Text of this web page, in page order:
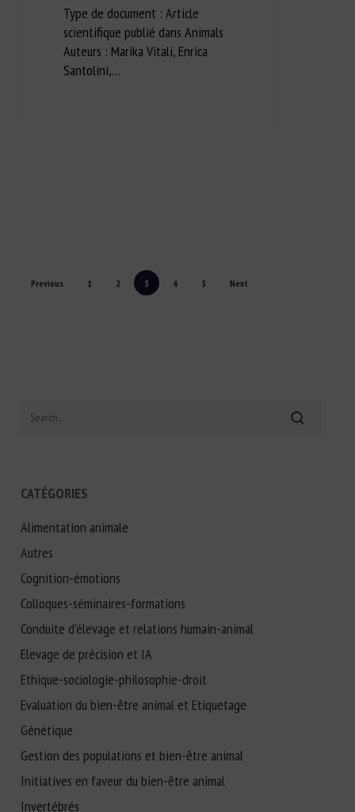
Type de document : Article
scientifique publié dans Animals
Auteurs : Marika Vitali, Enrica
Santolini,…
Previous 1 2 3 4 5 Next
CATÉGORIES
Alimentation animale
Autres
Cognition-émotions
Colloques-séminaires-formations
Conduite d'élevage et relations humain-animal
Elevage de précision et IA
Ethique-sociologie-philosophie-droit
Evaluation du bien-être animal et Etiquetage
Génétique
Gestion des populations et bien-être animal
Initiatives en faveur du bien-être animal
Invertébrés